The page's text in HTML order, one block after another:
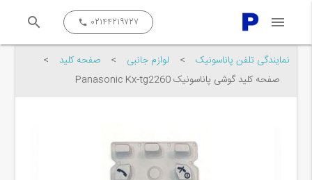
close menu ۰۲۱۴۴۲۱۹۷۲۷ call
search
نمایندگی تلفن پاناسونیک > لوازم جانبی > صفحه کلید
>
صفحه کلید گوشی پاناسونیک Panasonic Kx-tg2260